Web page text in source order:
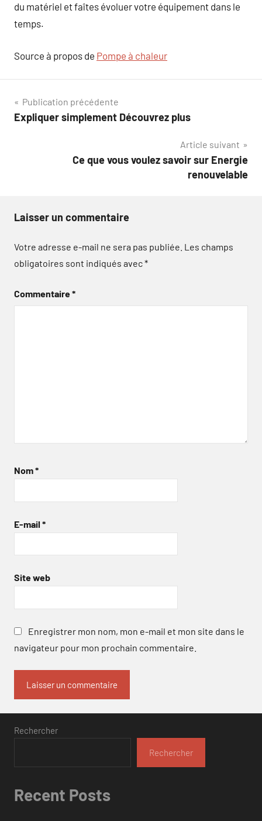
du matériel et faîtes évoluer votre équipement dans le
temps.
Source à propos de Pompe à chaleur
Navigation
de
Publication précédente
Expliquer simplement Découvrez plus
Article suivant
Ce que vous voulez savoir sur Energie
renouvelable
Laisser un commentaire
Votre adresse e-mail ne sera pas publiée. Les champs
obligatoires sont indiqués avec*
Commentaire*
Nom*
E-mail *
Site web
Enregistrer mon nom, mon e-mail et mon site dans le
navigateur pour mon prochain commentaire.
Rechercher
Rechercher
Recent Posts